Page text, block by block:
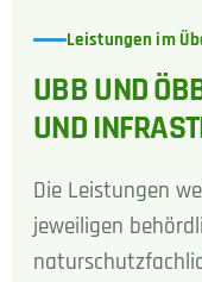
Leistungen im
UBB UND
UND
Die Leistungen
jeweiligen